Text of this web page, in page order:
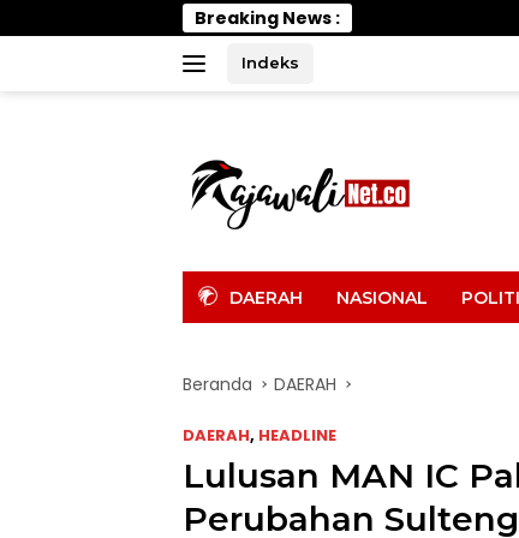
ke
Breaking News :
Indeks
DAERAH NASIONAL
Beranda DAERAH
DAERAH, HEADLINE
Lulusan MAN IC
Perubahan Sulteng